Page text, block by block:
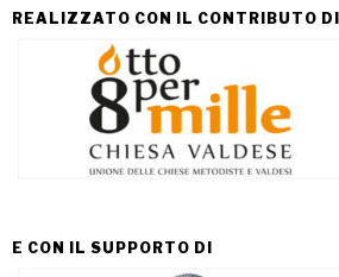
REALIZZATO CON IL CONTRIBUTO DI
E CON IL SUPPORTO DI